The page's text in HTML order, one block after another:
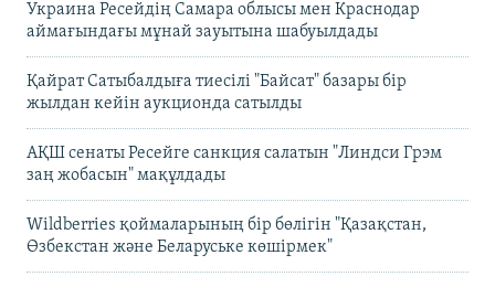
Украина Ресейдің Самара облысы мен Краснодар
аймағындағы мұнай зауытына шабуылдады
Қайрат Сатыбалдыға тиесілі "Байсат" базары бір
жылдан кейін аукционда сатылды
АҚШ сенаты Ресейге санкция салатын "Линдси Грэм
заң жобасын" мақұлдады
Wildberries қоймаларының бір бөлігін "Қазақстан,
Өзбекстан және Беларуське көшірмек"